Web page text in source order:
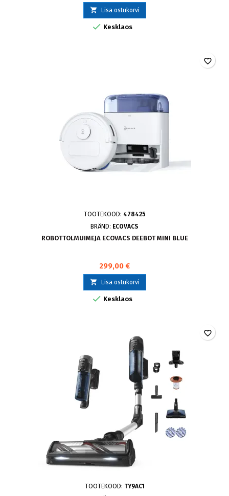
 Lisa ostukorvi
 Kesklaos
TOOTEKOOD: 478425
BRÄND: ECOVACS
ROBOTTOLMUIMEJA ECOVACS DEEBOT MINI BLUE
299,00 €
 Lisa ostukorvi
 Kesklaos
favorite_border
TOOTEKOOD: TY9AC1
favorite_border